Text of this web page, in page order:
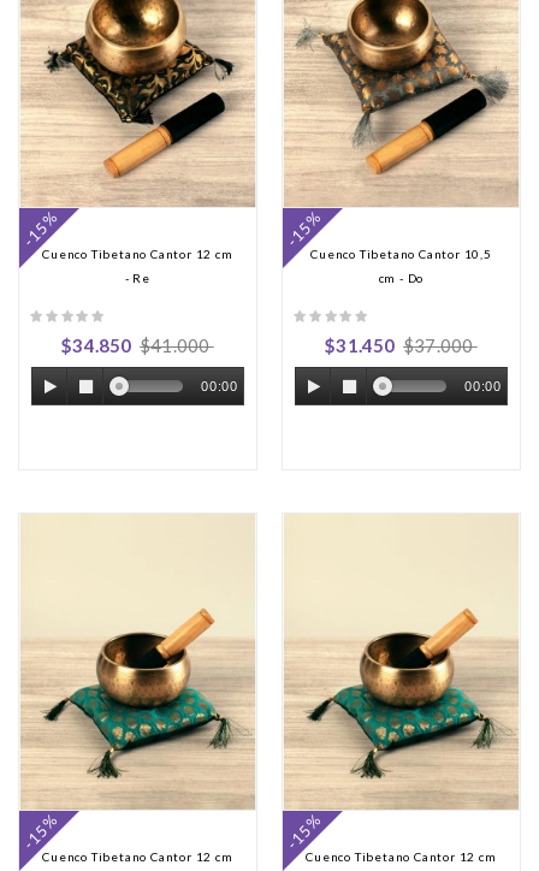
Cuenco Tibetano Cantor 12 cm
- Re
$34.850 $41.000
00:00
-15%
Cuenco Tibetano Cantor 10,5
cm - Do
$31.450 $37.000
00:00
-15%
Cuenco Tibetano Cantor 12 cm
-15%
Cuenco Tibetano Cantor 12 cm
-15%